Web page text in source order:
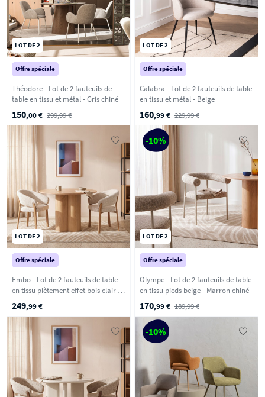
LOT DE 2
Offre spéciale
Théodore - Lot de 2 fauteuils de
table en tissu et métal - Gris chiné
150,00 € 299,99 €
LOT DE 2
Offre spéciale
Calabra - Lot de 2 fauteuils de table
en tissu et métal - Beige
160,99 € 229,99 €
LOT DE 2
Offre spéciale
Embo - Lot de 2 fauteuils de table
en tissu piètement effet bois clair -
Beige chiné
249,99 €
-10%
LOT DE 2
Offre spéciale
Olympe - Lot de 2 fauteuils de table
en tissu pieds beige - Marron chiné
170,99 € 189,99 €
-10%